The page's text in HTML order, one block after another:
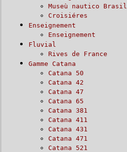
Museù nautico Brasil
Croisiéres
Enseignement
Enseignement
Fluvial
Rives de France
Gamme Catana
Catana 50
Catana 42
Catana 47
Catana 65
Catana 381
Catana 411
Catana 431
Catana 471
Catana 521